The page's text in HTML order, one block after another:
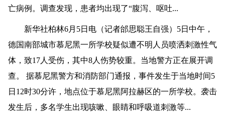
亡病例。调查发现，患者均出现了“腹泻、呕吐...
新华社柏林6月5日电（记者邰思聪王自强）5日中午，
德国南部城市慕尼黑一所学校疑似遭不明人员喷洒刺激性气
体，致17人受伤，其中8人伤势较重。当地警方正在展开调
查。 据慕尼黑警方和消防部门通报，事件发生于当地时间5
日12时30分许，地点位于慕尼黑阿拉赫区的一所学校。袭击
发生后，多名学生出现咳嗽、眼睛和呼吸道刺激等...